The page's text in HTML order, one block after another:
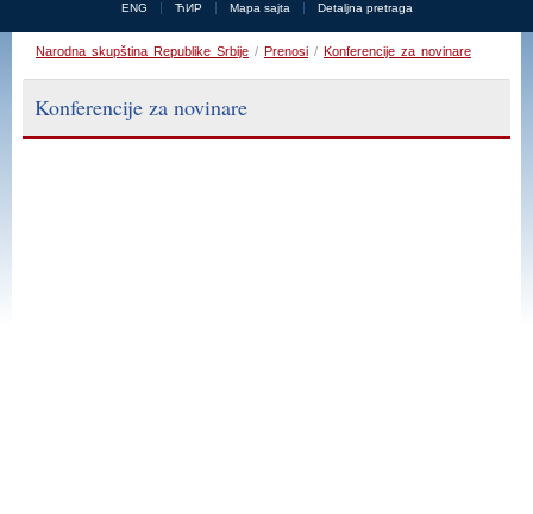
ENG ЋИР Mapa sajta Detaljna pretraga
Narodna skupština Republike Srbije / Prenosi / Konferencije za novinare
Konferencije za novinare